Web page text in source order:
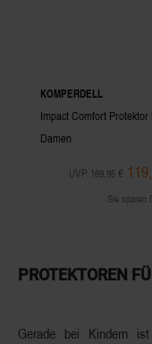
KOMPERDELL
Impact Comfort Protektor Black
Damen
UVP 169,95 €
Sie sparen
PROTEKTOREN
Gerade bei Kindern